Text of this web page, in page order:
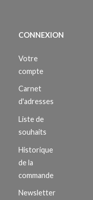
CONNEXION
Votre
compte
Carnet
d'adresses
Liste de
souhaits
Historique
de la
commande
Newsletter